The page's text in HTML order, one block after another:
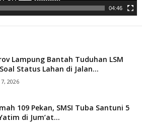
04:46
Lampung Bantah Tuduhan LSM
Status Lahan di Jalan...
2026
109 Pekan, SMSI Tuba Santuni 5
di Jum’at...